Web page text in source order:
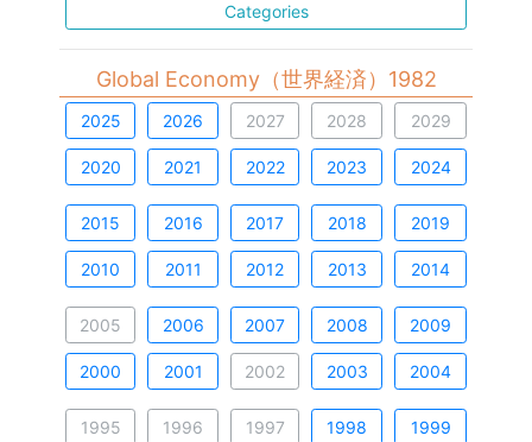
Categories
Global Economy（世界経済）1982
2025 2026 2027 2028 2029
2020 2021 2022 2023 2024
2015 2016 2017 2018 2019
2010 2011 2012 2013 2014
2005 2006 2007 2008 2009
2000 2001 2002 2003 2004
1995 1996 1997 1998 1999